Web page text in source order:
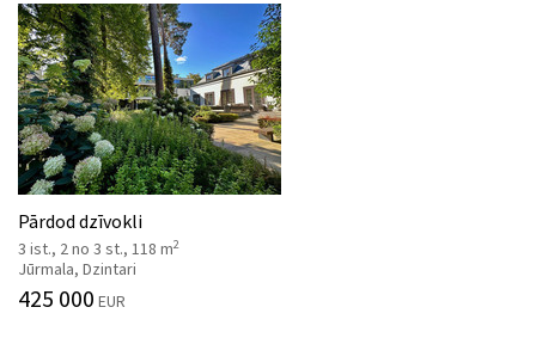
Pārdod dzīvokli
3 ist., 2 no 3 st., 118 m2
Jūrmala, Dzintari
425 000 EUR